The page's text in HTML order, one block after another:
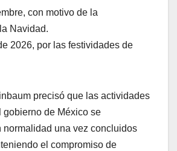
con motivo de la
Navidad.
2026, por las festividades de
precisó que las actividades
gobierno de México se
normalidad una vez concluidos
el compromiso de